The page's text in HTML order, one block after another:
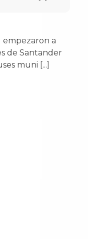
empezaron a
de Santander
muni [...]